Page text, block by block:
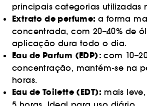
principais categorias utilizadas
Extrato de perfume: a forma
concentrada, com 20–40% de
aplicação dura todo o dia.
Eau de Parfum (EDP):com
concentração, mantém-se na
horas.
Eau de Toilette (EDT): mais